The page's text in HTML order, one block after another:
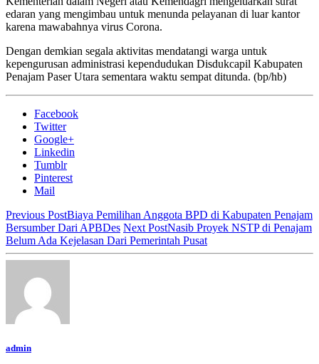
edaran yang mengimbau untuk menunda pelayanan di luar kantor
karena mawabahnya virus Corona.
Dengan demkian segala aktivitas mendatangi warga untuk
kepengurusan administrasi kependudukan Disdukcapil Kabupaten
Penajam Paser Utara sementara waktu sempat ditunda. (bp/hb)
Facebook
Twitter
Google+
Linkedin
Tumblr
Pinterest
Mail
Previous PostBiaya Pemilihan Anggota BPD di Kabupaten Penajam
Bersumber Dari APBDes Next PostNasib Proyek NSTP di Penajam
Belum Ada Kejelasan Dari Pemerintah Pusat
admin